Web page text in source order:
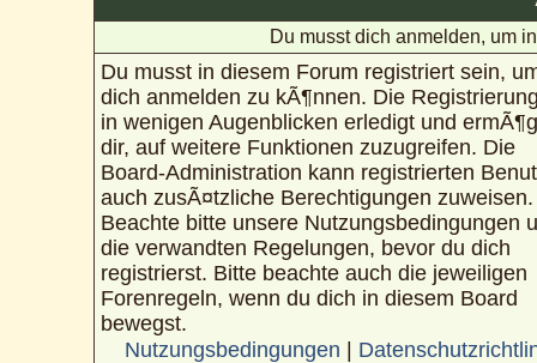
Du musst dich anmelden, um
Du musst in diesem Forum registriert sein,
dich anmelden zu kÃ¶nnen. Die
in wenigen Augenblicken erledigt und
dir, auf weitere Funktionen zuzugreifen. Die
Board-Administration kann registrierten
auch zusÃ¤tzliche Berechtigungen zuweisen.
Beachte bitte unsere Nutzungsbedingungen
die verwandten Regelungen, bevor du dich
registrierst. Bitte beachte auch die jeweiligen
Forenregeln, wenn du dich in diesem Board
bewegst.
Nutzungsbedingungen |